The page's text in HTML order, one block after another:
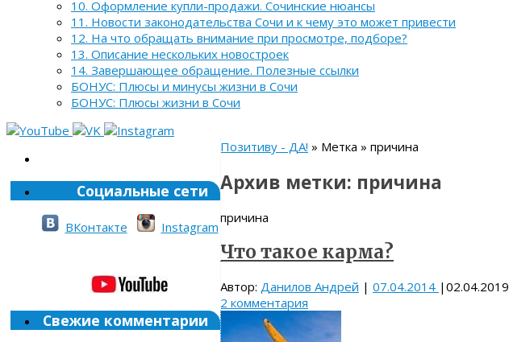
10. Оформление купли-продажи. Сочинские нюансы
11. Новости законодательства Сочи и к чему это может привести
12. На что обращать внимание при просмотре, подборе?
13. Описание нескольких новостроек
14. Завершающее обращение. Полезные ссылки
БОНУС: Плюсы и минусы жизни в Сочи
БОНУС: Плюсы жизни в Сочи
Позитиву - ДА! » Метка » причина
Архив метки: причина
причина
Что такое карма?
Автор: Данилов Андрей | 07.04.2014 | 02.04.2019
2 комментария
Социальные сети
ВКонтакте Instagram
Свежие комментарии